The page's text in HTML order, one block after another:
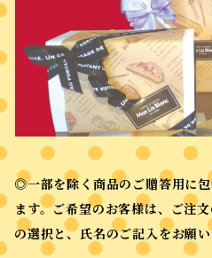
◎一部を除く商品のご贈答用に
ます。ご希望のお客様は、ご注
の選択と、氏名のご記入をお願